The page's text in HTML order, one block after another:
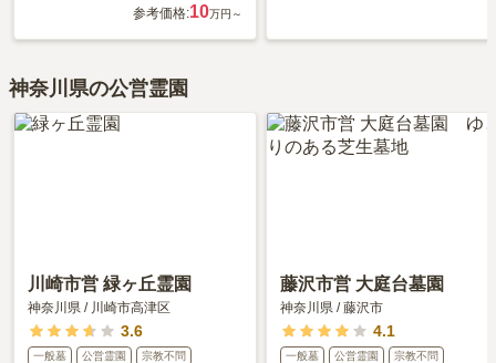
参考価格:10万円～
神奈川県の公営霊園
川崎市営 緑ヶ丘霊園
神奈川県 / 川崎市高津区
3.6
一般墓 公営霊園 宗教不問
藤沢市営 大庭台墓園
神奈川県 /藤沢市
4.1
一般墓 公営霊園 宗教不問